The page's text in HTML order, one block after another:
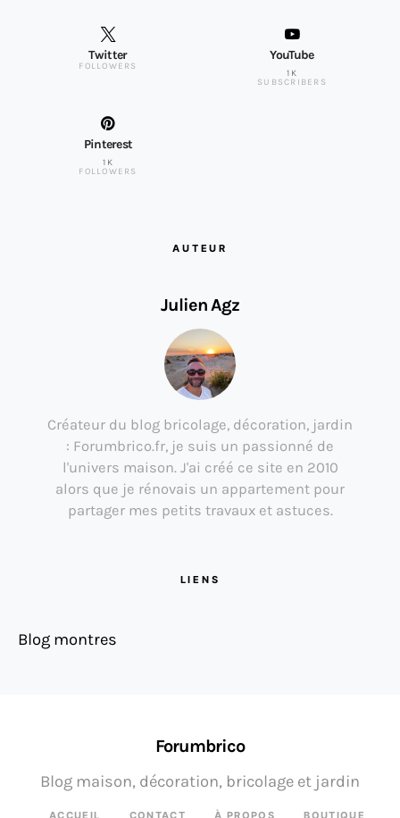
Twitter
FOLLOWERS
YouTube
1K
SUBSCRIBERS
Pinterest
1K
FOLLOWERS
AUTEUR
Julien Agz
Créateur du blog bricolage, décoration, jardin
: Forumbrico.fr, je suis un passionné de
l'univers maison. J'ai créé ce site en 2010
alors que je rénovais un appartement pour
partager mes petits travaux et astuces.
LIENS
Blog montres
Forumbrico
ACCUEIL CONTACT À PROPOS BOUTIQUE
Blog maison, décoration, bricolage et jardin